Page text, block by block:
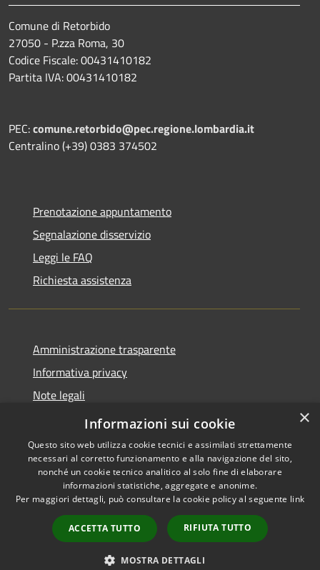
Comune di Retorbido
27050 - P.zza Roma, 30
Codice Fiscale: 00431410182
Partita IVA: 00431410182
PEC:comune.retorbido@pec.regione.lombardia.it
Centralino (+39) 0383 374502
Prenotazione appuntamento
Segnalazione disservizio
Leggi le FAQ
Richiesta assistenza
Amministrazione trasparente
Informativa privacy
Note legali
Dichiarazione di accessibilità
Accessibilità
Copyright © 2026 • Comune di
Retorbido • Powered by
Municipium•
Accesso
redazione
×
Informazioni sui cookie
Questo sito web utilizza cookie tecnici e assimilati strettamente
necessari al corretto funzionamento e alla navigazione del sito,
nonché un cookie tecnico analitico al solo fine di elaborare
informazioni statistiche, aggregate e anonime.
Per maggiori dettagli, può consultare la cookie policy al seguente link
ACCETTA TUTTO RIFIUTA TUTTO
MOSTRA DETTAGLI